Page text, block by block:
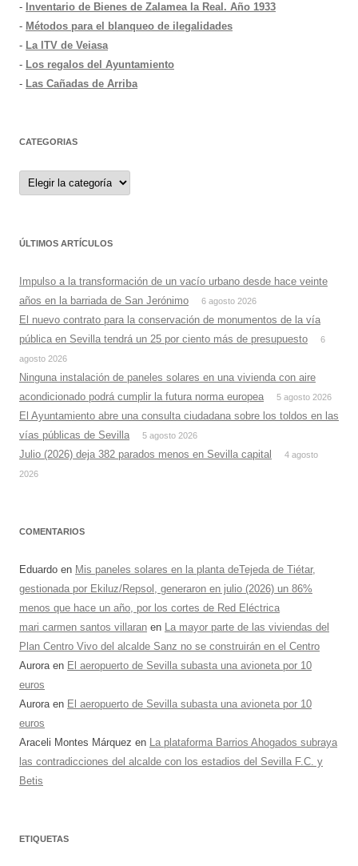
- Inventario de Bienes de Zalamea la Real. Año 1933
- Métodos para el blanqueo de ilegalidades
- La ITV de Veiasa
- Los regalos del Ayuntamiento
- Las Cañadas de Arriba
CATEGORIAS
Categorias
ÚLTIMOS ARTÍCULOS
Impulso a la transformación de un vacío urbano desde hace veinte
años en la barriada de San Jerónimo
6 agosto 2026
El nuevo contrato para la conservación de monumentos de la vía
pública en Sevilla tendrá un 25 por ciento más de presupuesto
6
agosto 2026
Ninguna instalación de paneles solares en una vivienda con aire
acondicionado podrá cumplir la futura norma europea
5 agosto 2026
El Ayuntamiento abre una consulta ciudadana sobre los toldos en las
vías públicas de Sevilla
5 agosto 2026
Julio (2026) deja 382 parados menos en Sevilla capital
4 agosto
2026
COMENTARIOS
Eduardo en Mis paneles solares en la planta deTejeda de Tiétar,
gestionada por Ekiluz/Repsol, generaron en julio (2026) un 86%
menos que hace un año, por los cortes de Red Eléctrica
mari carmen santos villaran en La mayor parte de las viviendas del
Plan Centro Vivo del alcalde Sanz no se construirán en el Centro
Auroraen El aeropuerto de Sevilla subasta una avioneta por 10
euros
Auroraen El aeropuerto de Sevilla subasta una avioneta por 10
euros
Araceli Montes Márquez en La plataforma Barrios Ahogados subraya
las contradicciones del alcalde con los estadios del Sevilla F.C. y
Betis
ETIQUETAS